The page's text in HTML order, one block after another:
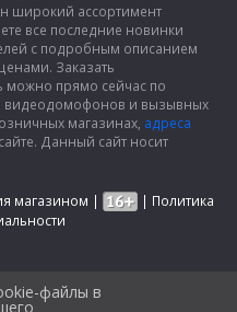
широкий ассортимент
все последние новинки
с подробным описанием
Заказать
прямо сейчас по
видеодомофонов и вызывных
магазинах, адреса
Данный сайт носит
магазином | | Политика
файлы в